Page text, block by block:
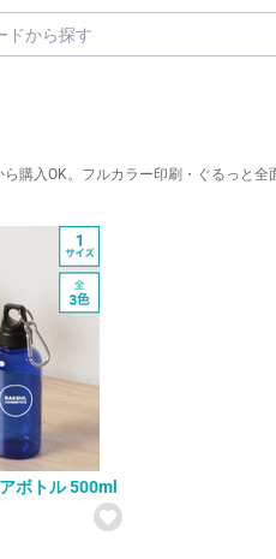
購入OK。フルカラー印刷・ぐるっと
ボトル 500ml